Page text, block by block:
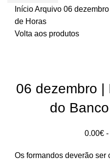
InícioArquivo 06
de Horas
Volta aos produtos
06 dezembro |
do
0.00€ -
Os formandos deverão ser